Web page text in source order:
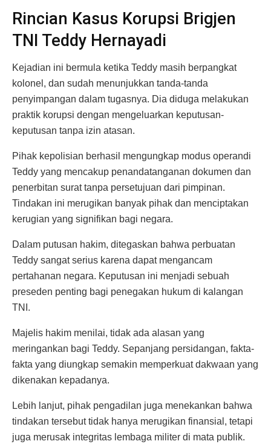
Rincian Kasus Korupsi Brigjen
TNI Teddy Hernayadi
Kejadian ini bermula ketika Teddy masih berpangkat
kolonel, dan sudah menunjukkan tanda-tanda
penyimpangan dalam tugasnya. Dia diduga melakukan
praktik korupsi dengan mengeluarkan keputusan-
keputusan tanpa izin atasan.
Pihak kepolisian berhasil mengungkap modus operandi
Teddy yang mencakup penandatanganan dokumen dan
penerbitan surat tanpa persetujuan dari pimpinan.
Tindakan ini merugikan banyak pihak dan menciptakan
kerugian yang signifikan bagi negara.
Dalam putusan hakim, ditegaskan bahwa perbuatan
Teddy sangat serius karena dapat mengancam
pertahanan negara. Keputusan ini menjadi sebuah
preseden penting bagi penegakan hukum di kalangan
TNI.
Majelis hakim menilai, tidak ada alasan yang
meringankan bagi Teddy. Sepanjang persidangan, fakta-
fakta yang diungkap semakin memperkuat dakwaan yang
dikenakan kepadanya.
Lebih lanjut, pihak pengadilan juga menekankan bahwa
tindakan tersebut tidak hanya merugikan finansial, tetapi
juga merusak integritas lembaga militer di mata publik.